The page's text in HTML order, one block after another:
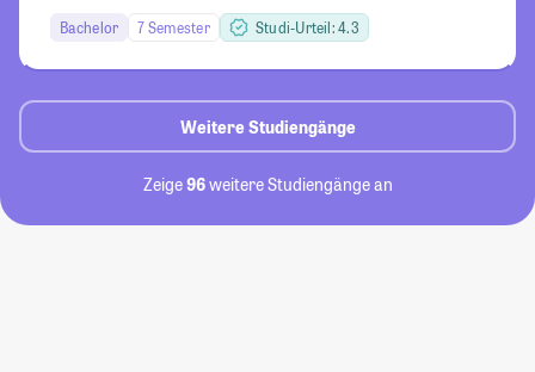
Bachelor 7 Semester Studi-Urteil: 4.3
Weitere Studiengänge
Zeige96weitere Studiengänge an